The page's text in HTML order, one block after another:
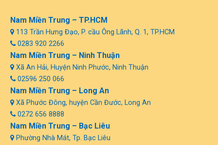
Nam Miền Trung – TP.HCM
113 Trần Hưng Đạo, P. cầu Ông Lãnh, Q. 1, TP.HCM
0283 920 2266
Nam Miền Trung – Ninh Thuận
Xã An Hải, Huyện Ninh Phước, Ninh Thuận
02596 250 066
Nam Miền Trung – Long An
Xã Phước Đông, huyện Cần Đước, Long An
0272 656 8888
Nam Miền Trung – Bạc Liêu
Phường Nhà Mát, Tp. Bạc Liêu